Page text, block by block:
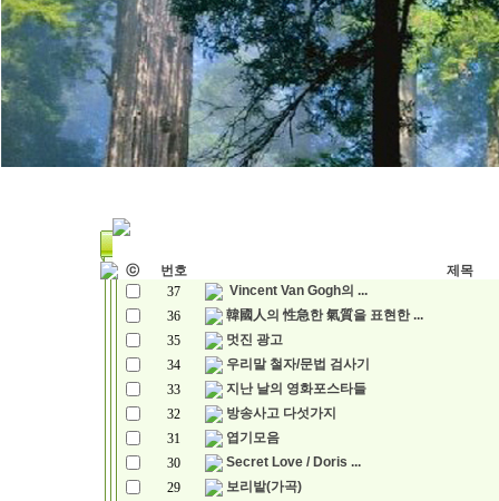
ⓒ 번호
제목
37
Vincent Van Gogh의 ...
36
韓國人의 性急한 氣質을 표현한 ...
35
멋진 광고
34
우리말 철자/문법 검사기
33
지난 날의 영화포스타들
32
방송사고 다섯가지
31
엽기모음
30
Secret Love / Doris ...
29
보리밭(가곡)